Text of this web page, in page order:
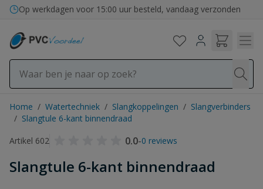
Ga naar de inhoud
Op werkdagen voor 15:00 uur besteld, vandaag verzonden
Home / Watertechniek / Slangkoppelingen / Slangverbinders
/ Slangtule 6-kant binnendraad
Artikel 602
0.0-0 reviews
Slangtule 6-kant binnendraad